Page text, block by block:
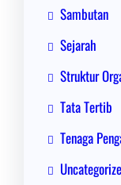
Sambutan
Sejarah
Struktur
Tata Tertib
Tenaga